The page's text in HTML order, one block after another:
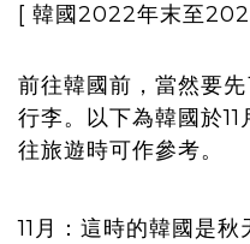
[ 韓國2022年末至
前往韓國前，當然要
行李。以下為韓國於
往旅遊時可作參考。
11月： 這時的韓國是秋